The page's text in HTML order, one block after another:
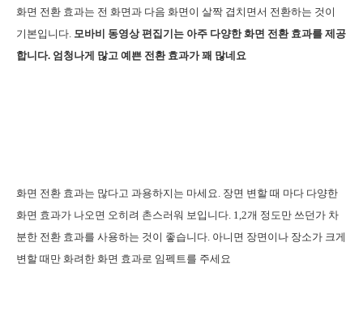
화면 전환 효과는 전 화면과 다음 화면이 살짝 겹치면서 전환하는 것이
기본입니다. 모바비 동영상 편집기는 아주 다양한 화면 전환 효과를 제공
합니다. 엄청나게 많고 예쁜 전환 효과가 꽤 많네요
화면 전환 효과는 많다고 과용하지는 마세요. 장면 변할 때 마다 다양한
화면 효과가 나오면 오히려 촌스러워 보입니다. 1,2개 정도만 쓰던가 차
분한 전환 효과를 사용하는 것이 좋습니다. 아니면 장면이나 장소가 크게
변할 때만 화려한 화면 효과로 임펙트를 주세요